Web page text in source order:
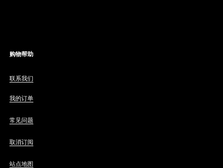
购物帮助
联系我们
我的订单
常见问题
取消订阅
站点地图